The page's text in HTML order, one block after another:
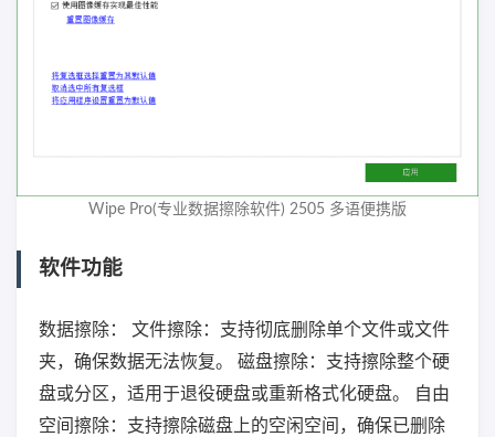
Wipe Pro(专业数据擦除软件) 2505 多语便携版
软件功能
数据擦除： 文件擦除：支持彻底删除单个文件或文件
夹，确保数据无法恢复。 磁盘擦除：支持擦除整个硬
盘或分区，适用于退役硬盘或重新格式化硬盘。 自由
空间擦除：支持擦除磁盘上的空闲空间，确保已删除